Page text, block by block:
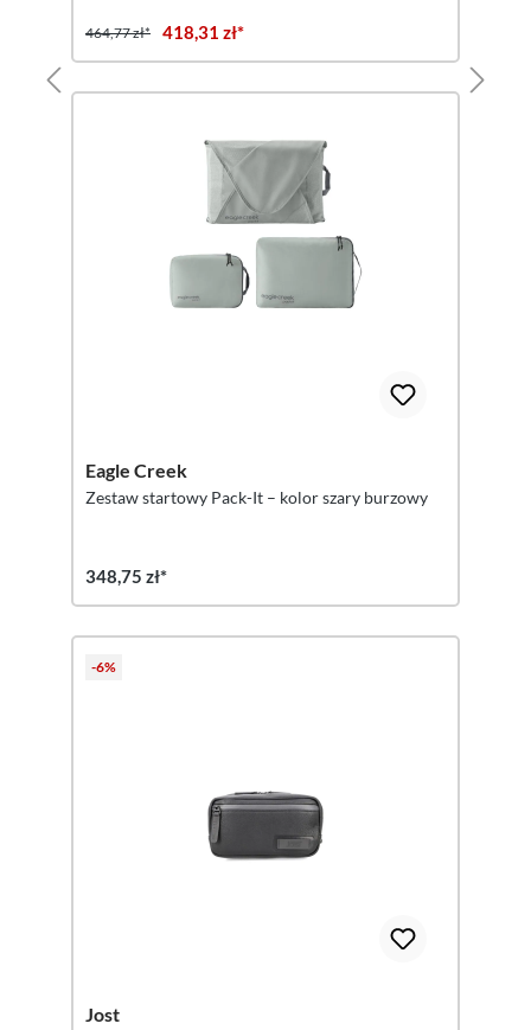
464,77 zł* 418,31 zł*
Eagle Creek
Zestaw startowy Pack-It – kolor szary burzowy
348,75 zł*
-6%
Jost